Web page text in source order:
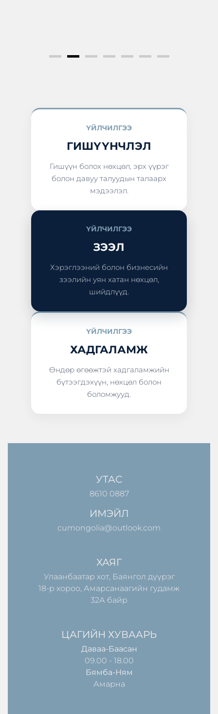
ҮЙЛЧИЛГЭЭ
ГИШҮҮНЧЛЭЛ
Гишүүн болох нөхцөл, эрх үүрэг
болон давуу талуудын талаарх
мэдээлэл.
ҮЙЛЧИЛГЭЭ
ЗЭЭЛ
Хэрэглээний болон бизнесийн
зээлийн уян хатан нөхцөл,
шийдлүүд.
ҮЙЛЧИЛГЭЭ
ХАДГАЛАМЖ
Өндөр өгөөжтэй хадгаламжийн
бүтээгдэхүүн, нөхцөл болон
боломжууд.
УТАС
8610 0887
ИМЭЙЛ
cumongolia@outlook.com
ХАЯГ
Улаанбаатар хот, Баянгол дүүрэг
18-р хороо, Амарсанаагийн гудамж
32А байр
ЦАГИЙН ХУВААРЬ
Даваа-Баасан
09.00 - 18.00
Бямба-Ням
Амарна